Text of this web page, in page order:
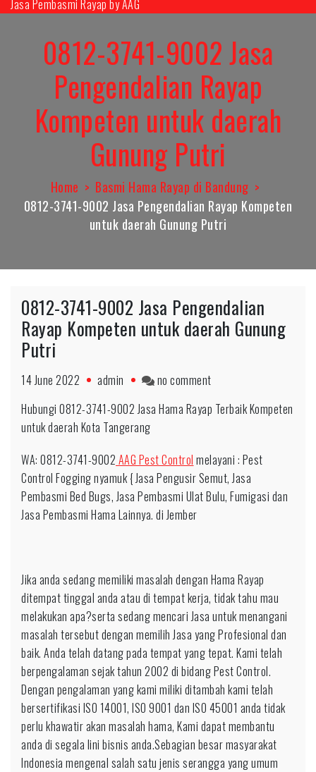
SkipJasa Pembasmi Rayap by AAG
0812-3741-9002 Jasa
Pengendalian Rayap
Kompeten untuk daerah
Gunung Putri
Home
Basmi Hama Rayap di Bandung
0812-3741-9002 Jasa Pengendalian Rayap Kompeten
untuk daerah Gunung Putri
0812-3741-9002 Jasa Pengendalian
Rayap Kompeten untuk daerah Gunung
Putri
14 June 2022 admin no commenton
3741-
Jasa
Pengendalian
Rayap
Kompeten
Putri
Hubungi 0812-3741-9002 Jasa Hama Rayap Terbaik Kompeten
untuk daerah Kota Tangerang
WA: 0812-3741-9002 AAG Pest Control melayani : Pest
Control Fogging nyamuk { Jasa Pengusir Semut, Jasa
Pembasmi Bed Bugs, Jasa Pembasmi Ulat Bulu, Fumigasi dan
Jasa Pembasmi Hama Lainnya. di Jember
Jika anda sedang memiliki masalah dengan Hama Rayap
ditempat tinggal anda atau di tempat kerja, tidak tahu mau
melakukan apa?serta sedang mencari Jasa untuk menangani
masalah tersebut dengan memilih Jasa yang Profesional dan
baik. Anda telah datang pada tempat yang tepat. Kami telah
berpengalaman sejak tahun 2002 di bidang Pest Control.
Dengan pengalaman yang kami miliki ditambah kami telah
bersertifikasi ISO 14001, ISO 9001 dan ISO 45001 anda tidak
perlu khawatir akan masalah hama, Kami dapat membantu
anda di segala lini bisnis anda.Sebagian besar masyarakat
Indonesia mengenal salah satu jenis serangga yang umum